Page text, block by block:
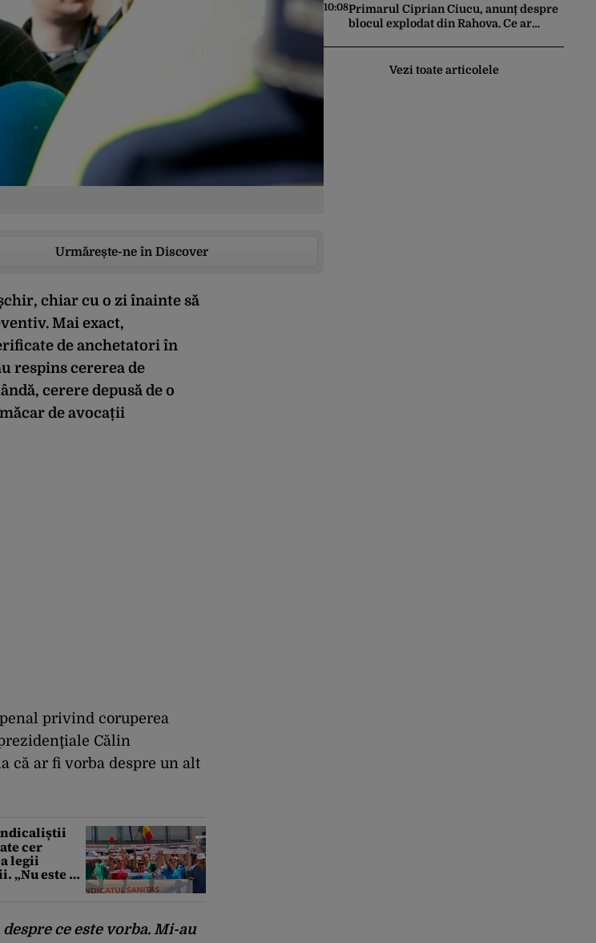
Urmărește-ne în Discover
chiar cu o zi înainte să
Mai exact,
de anchetatori în
respins cererea de
cerere depusă de o
de avocații
privind coruperea
Călin
că ar fi vorba despre un alt
cer
legii
„Nu este o
ce este vorba. Mi-au
Avertismentul experților în astrologie
10:08Primarul Ciprian Ciucu, anunț despre
blocul explodat din Rahova. Ce ar
Vezi toate articolele